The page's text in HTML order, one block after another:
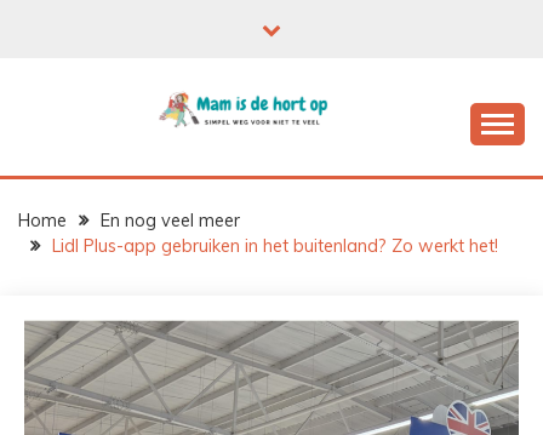
Home
En nog veel meer
Lidl Plus-app gebruiken in het buitenland? Zo werkt het!